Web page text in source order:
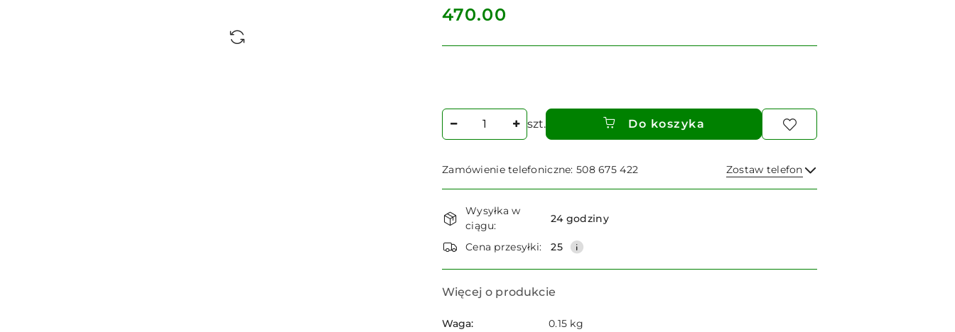
cena:
470.00
Ilość
szt. Do koszyka
Zamówienie telefoniczne: 508 675 422 Zostaw telefon
Wyślij
Dostępność
i
dostawa
Wysyłka w
ciągu:
24 godziny
Cena przesyłki: 25
Więcej o produkcie
Waga: 0.15 kg